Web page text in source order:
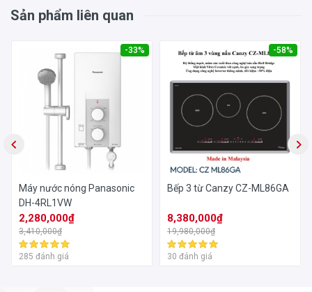
Sản phẩm liên quan
-33%
Máy nước nóng Panasonic
DH-4RL1VW
2,280,000₫
3,410,000₫
285 đánh giá
-58%
Bếp 3 từ Canzy CZ-ML86GA
8,380,000₫
19,980,000₫
30 đánh giá